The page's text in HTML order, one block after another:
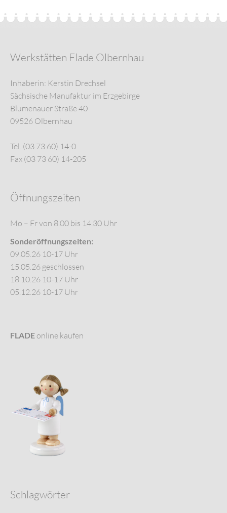
Werkstätten Flade Olbernhau
Inhaberin: Kerstin Drechsel
Sächsische Manufaktur im Erzgebirge
Blumenauer Straße 40
09526 Olbernhau
Tel. (03 73 60) 14-0
Fax (03 73 60) 14-205
Öffnungszeiten
Mo – Fr von 8.00 bis 14.30 Uhr
Sonderöffnungszeiten:
09.05.26 10-17 Uhr
15.05.26 geschlossen
18.10.26 10-17 Uhr
05.12.26 10-17 Uhr
FLADE online kaufen
Schlagwörter